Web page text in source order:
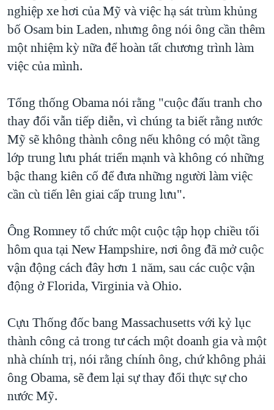
nghiệp xe hơi của Mỹ và việc hạ sát trùm khủng
bố Osam bin Laden, nhưng ông nói ông cần thêm
một nhiệm kỳ nữa để hoàn tất chương trình làm
việc của mình.
Tổng thống Obama nói rằng "cuộc đấu tranh cho
thay đổi vẫn tiếp diễn, vì chúng ta biết rằng nước
Mỹ sẽ không thành công nếu không có một tầng
lớp trung lưu phát triển mạnh và không có những
bậc thang kiên cố để đưa những người làm việc
cần cù tiến lên giai cấp trung lưu".
Ông Romney tổ chức một cuộc tập họp chiều tối
hôm qua tại New Hampshire, nơi ông đã mở cuộc
vận động cách đây hơn 1 năm, sau các cuộc vận
động ở Florida, Virginia và Ohio.
Cựu Thống đốc bang Massachusetts với kỷ lục
thành công cả trong tư cách một doanh gia và một
nhà chính trị, nói rằng chính ông, chứ không phải
ông Obama, sẽ đem lại sự thay đổi thực sự cho
nước Mỹ.